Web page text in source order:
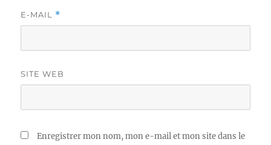
E-MAIL *
SITE WEB
Enregistrer mon nom, mon e-mail et mon site dans le